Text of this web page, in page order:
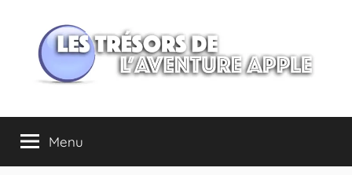
contenu
Les
trésors
Menu